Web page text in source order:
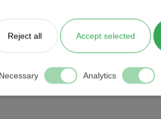
adatgyűjtő és folyamat
Reject all Accept selected
Necessary Analytics